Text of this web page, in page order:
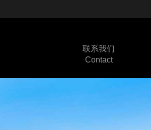
联系我们
Contact